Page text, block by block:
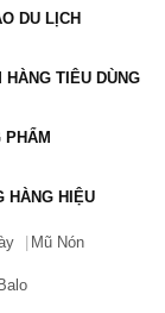
Thanh Xuân
phẩm chăm
hưởng
DU LỊCH
HÀNG TIÊU DÙNG
PHẨM
HÀNG HIỆU
Mũ Nón
Balo